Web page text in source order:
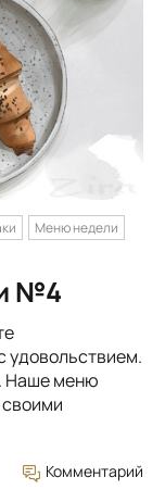
Меню недели
№4
удовольствием.
Наше меню
Комментарий